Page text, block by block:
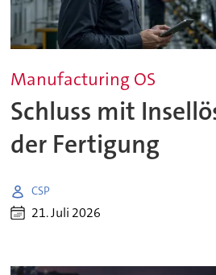
Manufacturing OS
Schluss mit
der Fertigung
CSP
21. Juli 2026